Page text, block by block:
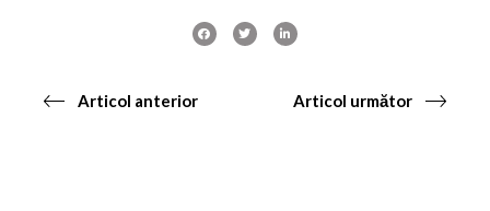
Articol anterior Articol următor